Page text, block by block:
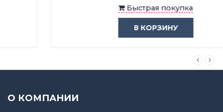
Быстрая покупка
О КОМПАНИИ